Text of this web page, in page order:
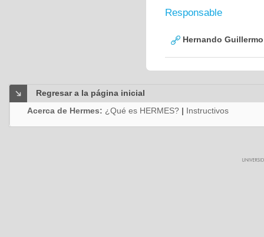
Responsable
Hernando
Regresar a la página inicial
Acerca de Hermes: ¿Qué es HERMES? | Instructivos